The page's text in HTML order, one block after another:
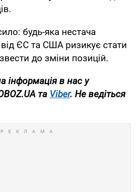
будь-яка нестача
ЄС та США ризикує стати
до зміни позицій.
інформація в нас у
та Viber. Не ведіться